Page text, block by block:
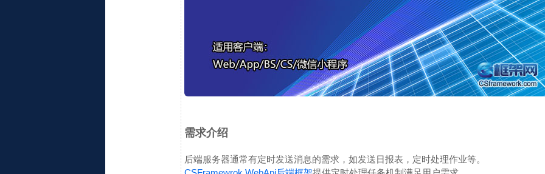
需求介绍
后端服务器通常有定时发送消息的需求，如发送日报表，定时处理作业等。